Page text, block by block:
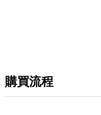
購買流程